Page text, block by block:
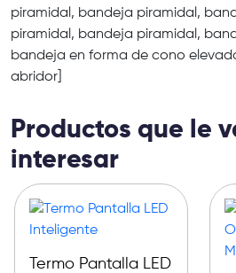
piramidal, bandeja piramidal,
piramidal, bandeja piramidal,
bandeja en forma de cono
abridor]
Productos que le
interesar
Termo Pantalla LED